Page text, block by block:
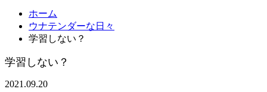
ホーム
ウナテンダーな日々
学習しない？
学習しない？
2021.09.20